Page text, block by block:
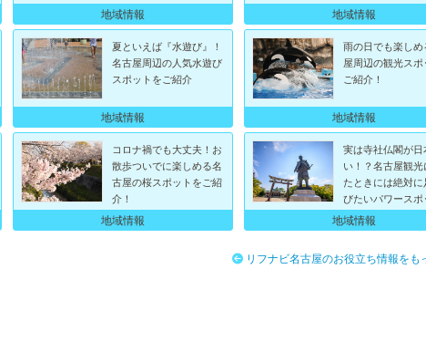
地域情報 地域情報
夏といえば『水遊び』！
名古屋周辺の人気水遊び
スポットをご紹介
地域情報
雨の日でも楽し
屋周辺の観光スポ
ご紹介！
地域情報
コロナ禍でも大丈夫！お
散歩ついでに楽しめる名
古屋の桜スポットをご紹
介！
地域情報
実は寺社仏閣が日
い！？名古屋観光
たときには絶対に
びたいパワースポ
地域情報
リフナビ名古屋のお役立ち情報をも